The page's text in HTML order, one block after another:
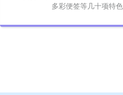
多彩便签等几十项特